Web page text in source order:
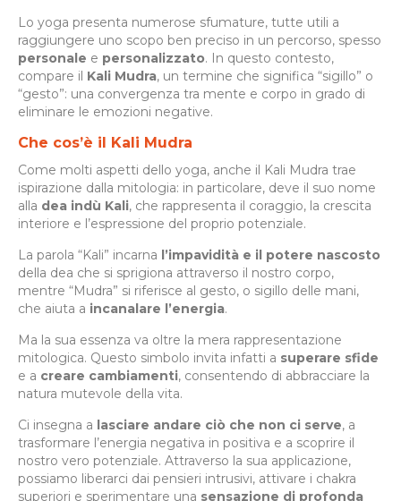
Lo yoga presenta numerose sfumature, tutte utili a
raggiungere uno scopo ben preciso in un percorso, spesso
personale e personalizzato. In questo contesto,
compare il Kali Mudra, un termine che significa “sigillo” o
“gesto”: una convergenza tra mente e corpo in grado di
eliminare le emozioni negative.
Che cos’è il Kali Mudra
Come molti aspetti dello yoga, anche il Kali Mudra trae
ispirazione dalla mitologia: in particolare, deve il suo nome
alla dea indù Kali, che rappresenta il coraggio, la crescita
interiore e l’espressione del proprio potenziale.
La parola “Kali” incarna l’impavidità e il potere nascosto
della dea che si sprigiona attraverso il nostro corpo,
mentre “Mudra” si riferisce al gesto, o sigillo delle mani,
che aiuta a incanalare l’energia.
Ma la sua essenza va oltre la mera rappresentazione
mitologica. Questo simbolo invita infatti a superare sfide
e a creare cambiamenti, consentendo di abbracciare la
natura mutevole della vita.
Ci insegna a lasciare andare ciò che non ci serve, a
trasformare l’energia negativa in positiva e a scoprire il
nostro vero potenziale. Attraverso la sua applicazione,
possiamo liberarci dai pensieri intrusivi, attivare i chakra
superiori e sperimentare una sensazione di profonda